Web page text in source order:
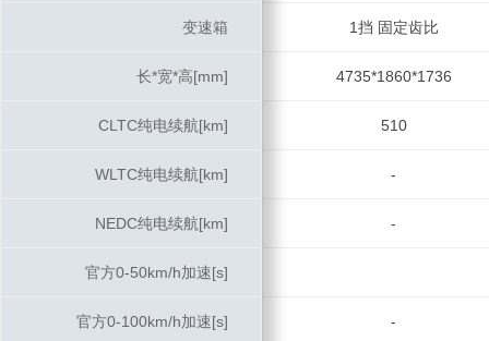
变速箱 1挡 固定齿比
长*宽*高[mm] 4735*1860*1736
CLTC纯电续航[km] 510
WLTC纯电续航[km] -
NEDC纯电续航[km] -
官方0-50km/h加速[s]
官方0-100km/h加速[s] -
变速箱
长*宽*高[mm]
CLTC纯电续航[km]
WLTC纯电续航[km]
NEDC纯电续航[km]
官方0-50km/h加速[s]
官方0-100km/h加速[s]